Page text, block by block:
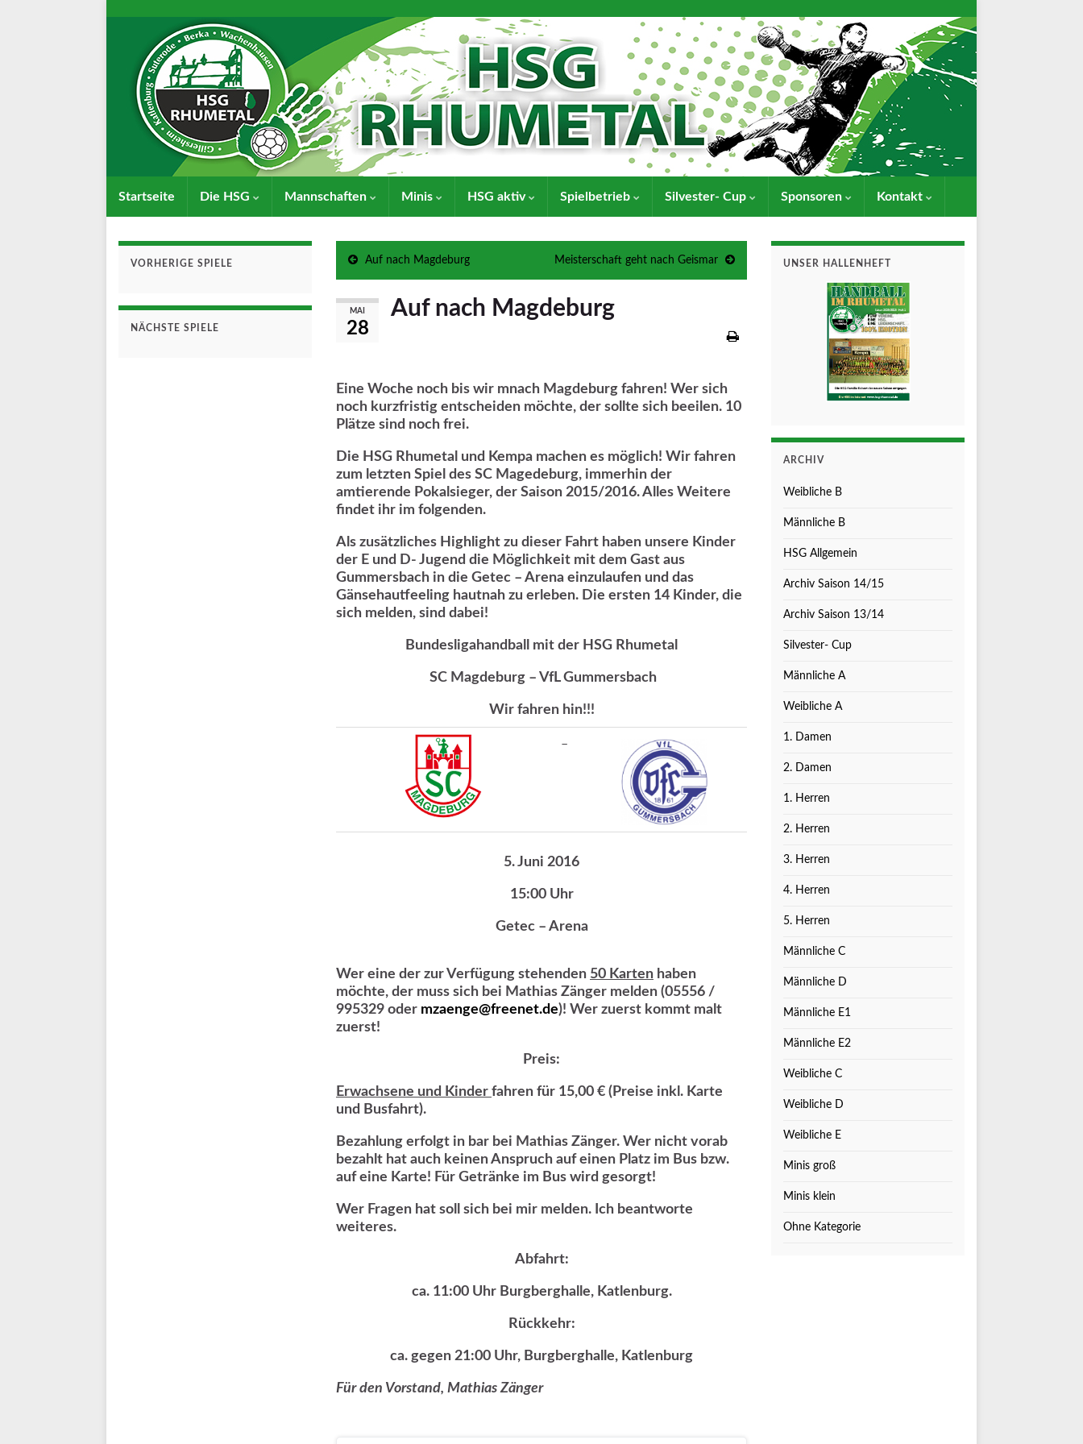
Startseite Die HSG Mannschaften Minis HSG aktiv Spielbetrieb Silvester- Cup Sponsoren Kontakt
Auf nach Magdeburg Meisterschaft geht nach Geismar
MAI
28
Auf nach Magdeburg
Eine Woche noch bis wir mnach Magdeburg fahren! Wer sich
noch kurzfristig entscheiden möchte, der sollte sich beeilen. 10
Plätze sind noch frei.
Die HSG Rhumetal und Kempa machen es möglich! Wir fahren
zum letzten Spiel des SC Magedeburg, immerhin der
amtierende Pokalsieger, der Saison 2015/2016. Alles Weitere
findet ihr im folgenden.
Als zusätzliches Highlight zu dieser Fahrt haben unsere Kinder
der E und D- Jugend die Möglichkeit mit dem Gast aus
Gummersbach in die Getec – Arena einzulaufen und das
Gänsehautfeeling hautnah zu erleben. Die ersten 14 Kinder, die
sich melden, sind dabei!
Bundesligahandball mit der HSG Rhumetal
SC Magdeburg – VfL Gummersbach
Wir fahren hin!!!
–
5. Juni 2016
15:00 Uhr
Getec – Arena
Wer eine der zur Verfügung stehenden 50 Karten haben
möchte, der muss sich bei Mathias Zänger melden (05556 /
995329 oder mzaenge@freenet.de)! Wer zuerst kommt malt
zuerst!
Preis:
Erwachsene und Kinder fahren für 15,00 € (Preise inkl. Karte
und Busfahrt).
Bezahlung erfolgt in bar bei Mathias Zänger. Wer nicht vorab
bezahlt hat auch keinen Anspruch auf einen Platz im Bus bzw.
auf eine Karte! Für Getränke im Bus wird gesorgt!
Wer Fragen hat soll sich bei mir melden. Ich beantworte
weiteres.
Abfahrt:
ca. 11:00 Uhr Burgberghalle, Katlenburg.
Rückkehr:
ca. gegen 21:00 Uhr, Burgberghalle, Katlenburg
Für den Vorstand, Mathias Zänger
VORHERIGE SPIELE
NÄCHSTE SPIELE
UNSER HALLENHEFT
ARCHIV
Weibliche B
Männliche B
HSG Allgemein
Archiv Saison 14/15
Archiv Saison 13/14
Silvester- Cup
Männliche A
Weibliche A
1. Damen
2. Damen
1. Herren
2. Herren
3. Herren
4. Herren
5. Herren
Männliche C
Männliche D
Männliche E1
Männliche E2
Weibliche C
Weibliche D
Weibliche E
Minis groß
Minis klein
Ohne Kategorie